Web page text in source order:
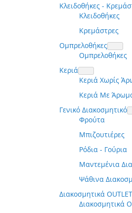
Κλειδοθήκες -
Κλειδοθήκες
Κρεμάστρες
Ομπρελοθήκες
Ομπρελοθήκες
Κεριά
Κεριά Χωρίς
Κεριά Με
Γενικό Διακοσμητικό
Φρούτα
Μπιζουτιέρες
Ρόδια - Γούρια
Μαντεμένια
Ψάθινα
Διακοσμητικά OUTLET
Διακοσμητικά